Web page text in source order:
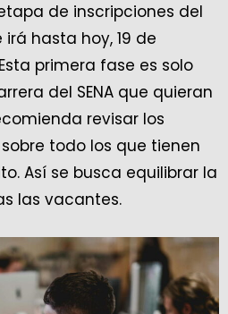
de inscripciones del
irá hasta hoy, 19 de
primera fase es solo
del SENA que quieran
revisar los
todo los que tienen
Así se busca equilibrar la
las vacantes.